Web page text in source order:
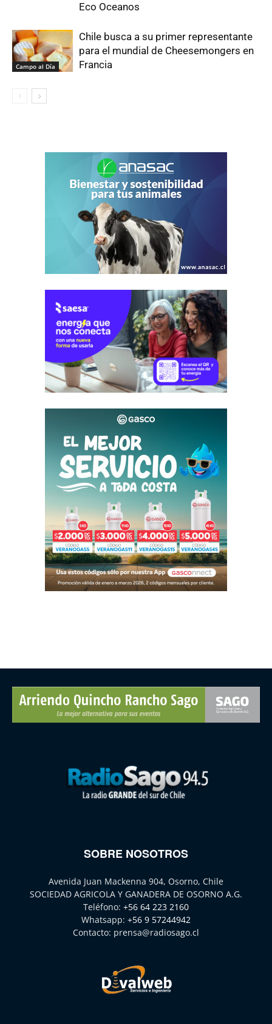
Eco Oceanos
Campo al Día
Chile busca a su primer representante
para el mundial de Cheesemongers en
Francia
SOBRE NOSOTROS
Avenida Juan Mackenna 904, Osorno, Chile
SOCIEDAD AGRICOLA Y GANADERA DE OSORNO A.G.
Teléfono: +56 64 223 2160
Whatsapp: +56 9 57244942
Contacto: prensa@radiosago.cl